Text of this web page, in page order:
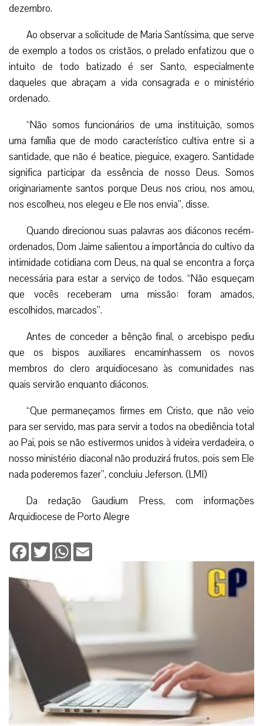
dezembro.
Ao observar a solicitude de Maria Santíssima, que serve
de exemplo a todos os cristãos, o prelado enfatizou que o
intuito de todo batizado é ser Santo, especialmente
daqueles que abraçam a vida consagrada e o ministério
ordenado.
“Não somos funcionários de uma instituição, somos
uma família que de modo característico cultiva entre si a
santidade, que não é beatice, pieguice, exagero. Santidade
significa participar da essência de nosso Deus. Somos
originariamente santos porque Deus nos criou, nos amou,
nos escolheu, nos elegeu e Ele nos envia”, disse.
Quando direcionou suas palavras aos diáconos recém-
ordenados, Dom Jaime salientou a importância do cultivo da
intimidade cotidiana com Deus, na qual se encontra a força
necessária para estar a serviço de todos. “Não esqueçam
que vocês receberam uma missão: foram amados,
escolhidos, marcados”.
Antes de conceder a bênção final, o arcebispo pediu
que os bispos auxiliares encaminhassem os novos
membros do clero arquidiocesano às comunidades nas
quais servirão enquanto diáconos.
“Que permaneçamos firmes em Cristo, que não veio
para ser servido, mas para servir a todos na obediência total
ao Pai, pois se não estivermos unidos à videira verdadeira, o
nosso ministério diaconal não produzirá frutos, pois sem Ele
nada poderemos fazer”, concluiu Jeferson. (LMI)
Da redação Gaudium Press, com informações
Arquidiocese de Porto Alegre
Facebook
TwitterWhatsApp